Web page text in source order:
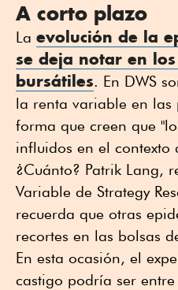
A corto plazo
La evolución de la
se deja notar en
bursátiles. En DWS
la renta variable en las
forma que creen que
influidos en el contexto
¿Cuánto? Patrik Lang,
Variable de Strategy
recuerda que otras
recortes en las bolsas
En esta ocasión, el
castigo podría ser